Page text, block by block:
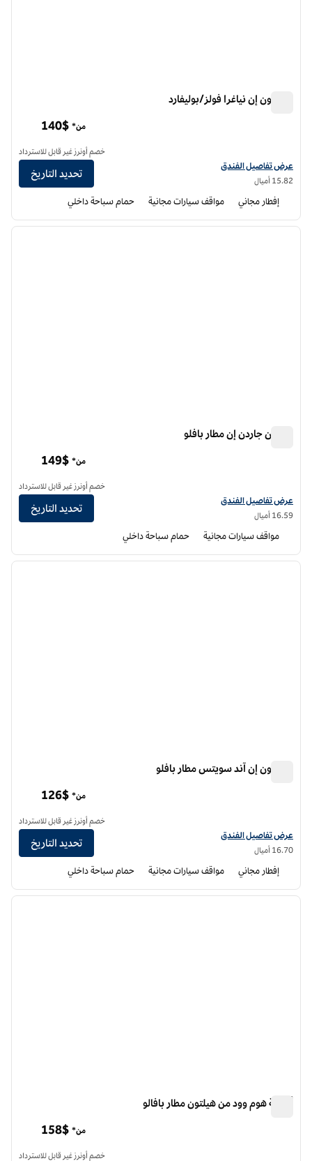
هامبتون إن نياغرا فولز/بوليفارد
عرض تفاصيل الفندق لفندق هامبتون إن نياجرا فولز/ بوليفارد
عرض تفاصيل الفندق
15.82 أميال
من* 140$
خصم أونرز غير قابل للاسترداد
تحديد التاريخ
إفطار مجاني مواقف سيارات مجانية حمام سباحة داخلي
1 من 12
الصورة
هيلتون جاردن إن مطار بافلو
عرض تفاصيل الفندق لفندق فنادق هيلتون جاردن إن مطار بافلو
عرض تفاصيل الفندق
16.59 أميال
من* 149$
خصم أونرز غير قابل للاسترداد
تحديد التاريخ
مواقف سيارات مجانية حمام سباحة داخلي
1 من 12
الصورة
هامبتون إن آند سويتس مطار بافلو
عرض تفاصيل الفندق لفندق أجنحة هامبتون إن مطار بافلو
عرض تفاصيل الفندق
16.70 أميال
من* 126$
خصم أونرز غير قابل للاسترداد
تحديد التاريخ
إفطار مجاني مواقف سيارات مجانية حمام سباحة داخلي
1 من 12
الصورة
أجنحة هوم وود من هيلتون مطار بافالو
من* 158$
خصم أونرز غير قابل للاسترداد